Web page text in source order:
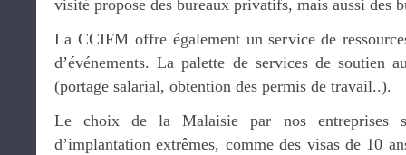
visité propose des bureaux privatifs, mais aussi des
La CCIFM offre également un service de
d’événements. La palette de services de soutien
(portage salarial, obtention des permis de travail..).
Le choix de la Malaisie par nos entreprises
d’implantation extrêmes, comme des visas de 10